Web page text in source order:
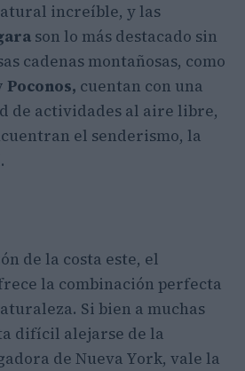
increíble, y las
son lo más destacado sin
cadenas montañosas, como
cuentan con una
de actividades al aire libre,
el senderismo, la
de la costa este, el
la combinación perfecta
Si bien a muchas
difícil alejarse de la
de Nueva York, vale la